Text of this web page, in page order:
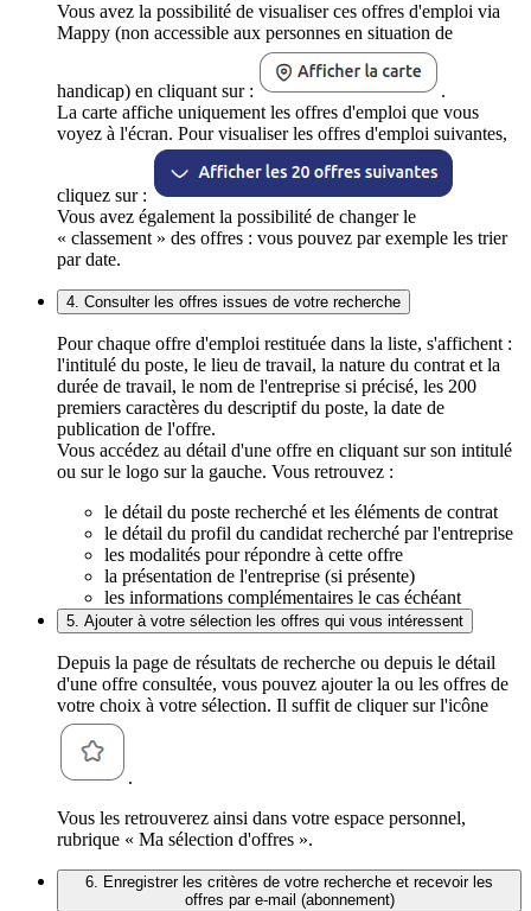
Vous avez la possibilité de visualiser ces offres d'emploi via
Mappy (non accessible aux personnes en situation de
handicap) en cliquant sur :
.
La carte affiche uniquement les offres d'emploi que vous
voyez à l'écran. Pour visualiser les offres d'emploi suivantes,
cliquez sur :
Vous avez également la possibilité de changer le
« classement » des offres : vous pouvez par exemple les trier
par date.
4. Consulter les offres issues de votre recherche
Pour chaque offre d'emploi restituée dans la liste, s'affichent :
l'intitulé du poste, le lieu de travail, la nature du contrat et la
durée de travail, le nom de l'entreprise si précisé, les 200
premiers caractères du descriptif du poste, la date de
publication de l'offre.
Vous accédez au détail d'une offre en cliquant sur son intitulé
ou sur le logo sur la gauche. Vous retrouvez :
le détail du poste recherché et les éléments de contrat
le détail du profil du candidat recherché par l'entreprise
les modalités pour répondre à cette offre
la présentation de l'entreprise (si présente)
les informations complémentaires le cas échéant
5. Ajouter à votre sélection les offres qui vous intéressent
Depuis la page de résultats de recherche ou depuis le détail
d'une offre consultée, vous pouvez ajouter la ou les offres de
votre choix à votre sélection. Il suffit de cliquer sur l'icône
.
Vous les retrouverez ainsi dans votre espace personnel,
rubrique « Ma sélection d'offres ».
6. Enregistrer les critères de votre recherche et recevoir les
offres par e-mail (abonnement)